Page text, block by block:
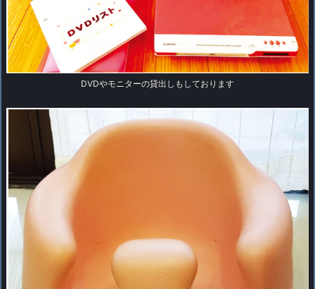
DVDやモニターの貸出しもしております